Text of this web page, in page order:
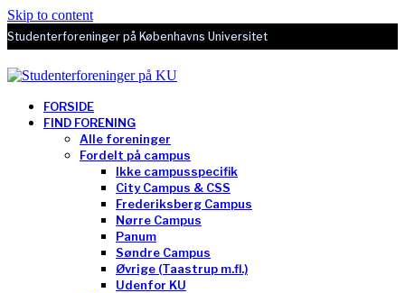
Skip to content
Studenterforeninger på Københavns Universitet
FORSIDE
FIND FORENING
Alle foreninger
Fordelt på campus
Ikke campusspecifik
City Campus & CSS
Frederiksberg Campus
Nørre Campus
Panum
Søndre Campus
Øvrige (Taastrup m.fl.)
Udenfor KU